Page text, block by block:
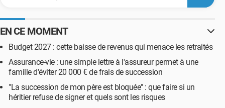
EN CE MOMENT
Budget 2027 : cette baisse de revenus qui menace les retraités
Assurance-vie : une simple lettre à l'assureur permet à une
famille d'éviter 20 000 € de frais de succession
"La succession de mon père est bloquée" : que faire si un
héritier refuse de signer et quels sont les risques